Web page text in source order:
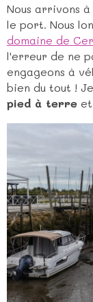
Nous arrivons à
le port. Nous
domaine de
l'erreur de ne
engageons à
bien du tout !
pied à terre et